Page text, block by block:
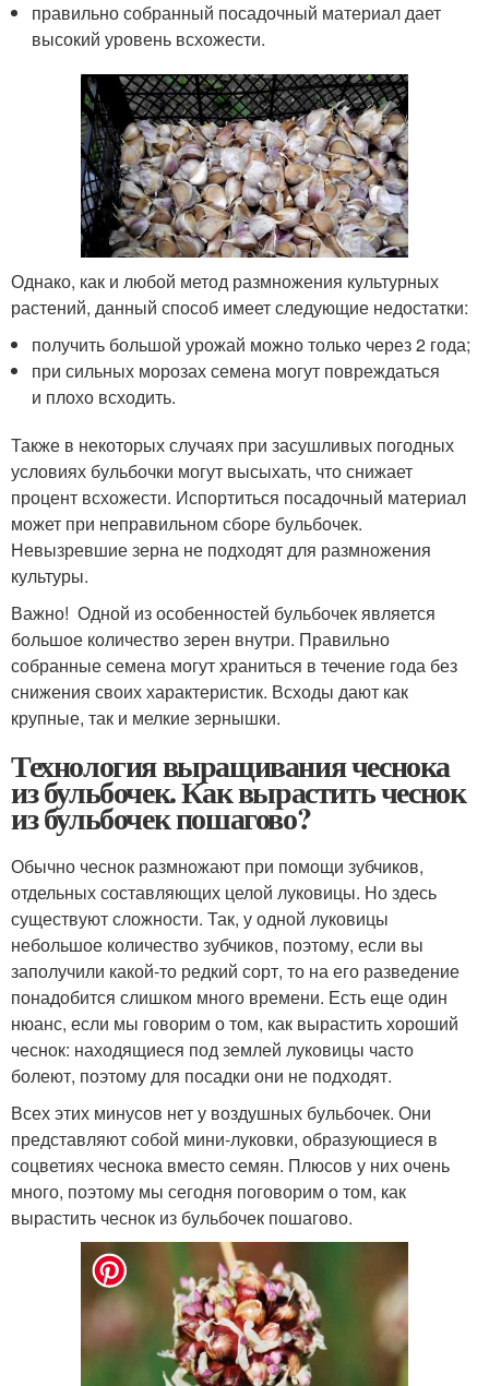
правильно собранный посадочный материал дает
высокий уровень всхожести.
Однако, как и любой метод размножения культурных
растений, данный способ имеет следующие недостатки:
получить большой урожай можно только через 2 года;
при сильных морозах семена могут повреждаться
и плохо всходить.
Также в некоторых случаях при засушливых погодных
условиях бульбочки могут высыхать, что снижает
процент всхожести. Испортиться посадочный материал
может при неправильном сборе бульбочек.
Невызревшие зерна не подходят для размножения
культуры.
Важно! Одной из особенностей бульбочек является
большое количество зерен внутри. Правильно
собранные семена могут храниться в течение года без
снижения своих характеристик. Всходы дают как
крупные, так и мелкие зернышки.
Технология выращивания чеснока
из бульбочек. Как вырастить чеснок
из бульбочек пошагово?
Обычно чеснок размножают при помощи зубчиков,
отдельных составляющих целой луковицы. Но здесь
существуют сложности. Так, у одной луковицы
небольшое количество зубчиков, поэтому, если вы
заполучили какой-то редкий сорт, то на его разведение
понадобится слишком много времени. Есть еще один
нюанс, если мы говорим о том, как вырастить хороший
чеснок: находящиеся под землей луковицы часто
болеют, поэтому для посадки они не подходят.
Всех этих минусов нет у воздушных бульбочек. Они
представляют собой мини-луковки, образующиеся в
соцветиях чеснока вместо семян. Плюсов у них очень
много, поэтому мы сегодня поговорим о том, как
вырастить чеснок из бульбочек пошагово.